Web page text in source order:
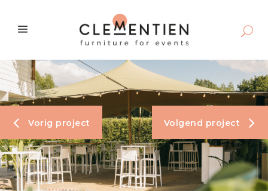
Vorig project Volgend project